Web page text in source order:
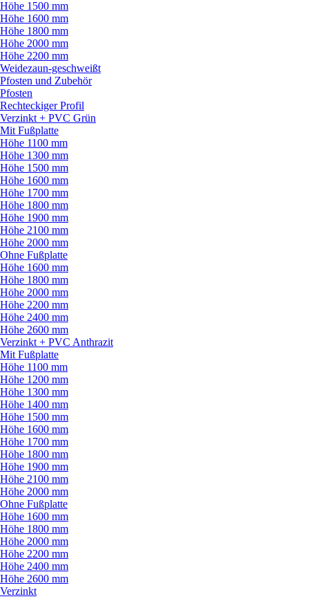
Höhe 1500 mm
Höhe 1600 mm
Höhe 1800 mm
Höhe 2000 mm
Höhe 2200 mm
Weidezaun-geschweißt
Pfosten und Zubehör
Pfosten
Rechteckiger Profil
Verzinkt + PVC Grün
Mit Fußplatte
Höhe 1100 mm
Höhe 1300 mm
Höhe 1500 mm
Höhe 1600 mm
Höhe 1700 mm
Höhe 1800 mm
Höhe 1900 mm
Höhe 2100 mm
Höhe 2000 mm
Ohne Fußplatte
Höhe 1600 mm
Höhe 1800 mm
Höhe 2000 mm
Höhe 2200 mm
Höhe 2400 mm
Höhe 2600 mm
Verzinkt + PVC Anthrazit
Mit Fußplatte
Höhe 1100 mm
Höhe 1200 mm
Höhe 1300 mm
Höhe 1400 mm
Höhe 1500 mm
Höhe 1600 mm
Höhe 1700 mm
Höhe 1800 mm
Höhe 1900 mm
Höhe 2100 mm
Höhe 2000 mm
Ohne Fußplatte
Höhe 1600 mm
Höhe 1800 mm
Höhe 2000 mm
Höhe 2200 mm
Höhe 2400 mm
Höhe 2600 mm
Verzinkt